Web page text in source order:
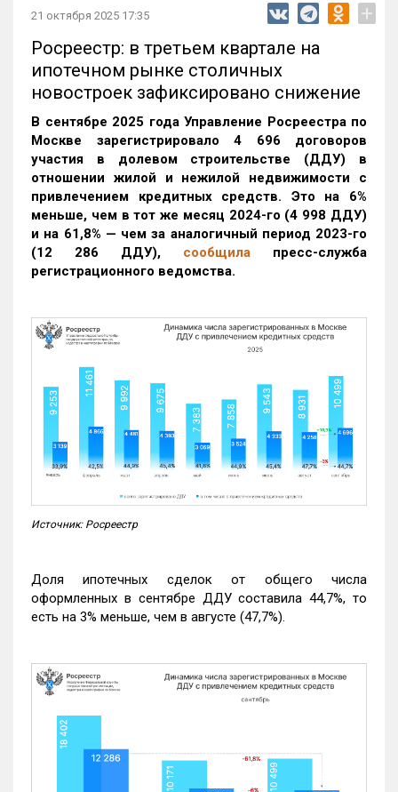
21 октября 2025 17:35 +
Росреестр: в третьем квартале на
ипотечном рынке столичных
новостроек зафиксировано снижение
В сентябре 2025 года Управление Росреестра по
Москве зарегистрировало 4 696 договоров
участия в долевом строительстве (ДДУ) в
отношении жилой и нежилой недвижимости с
привлечением кредитных средств. Это на 6%
меньше, чем в тот же месяц 2024-го (4 998 ДДУ)
и на 61,8% — чем за аналогичный период 2023-го
(12 286 ДДУ), сообщила пресс-служба
регистрационного ведомства.
Источник: Росреестр
Доля ипотечных сделок от общего числа
оформленных в сентябре ДДУ составила 44,7%, то
есть на 3% меньше, чем в августе (47,7%).